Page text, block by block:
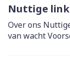
Nuttige
Over ons
van wacht